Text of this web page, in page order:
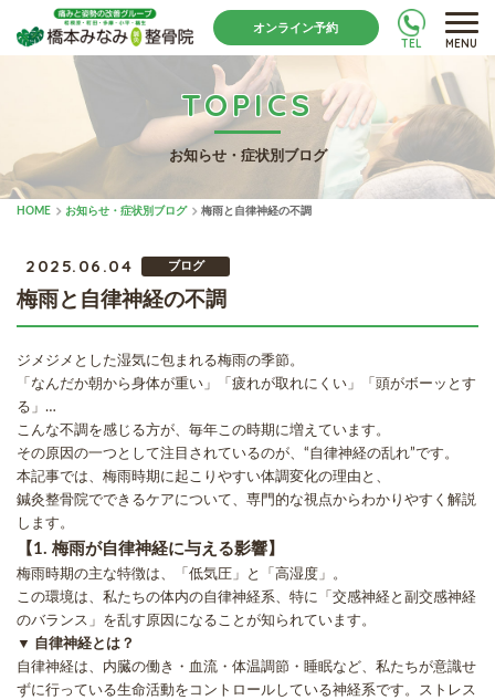
オンライン予約
TEL MENU
TOPICS
お知らせ・症状別ブログ
HOME お知らせ・症状別ブログ 梅雨と自律神経の不調
2025.06.04 ブログ
梅雨と自律神経の不調
ジメジメとした湿気に包まれる梅雨の季節。
「なんだか朝から身体が重い」「疲れが取れにくい」「頭がボーッとす
る」…
こんな不調を感じる方が、毎年この時期に増えています。
その原因の一つとして注目されているのが、“自律神経の乱れ”です。
本記事では、梅雨時期に起こりやすい体調変化の理由と、
鍼灸整骨院でできるケアについて、専門的な視点からわかりやすく解説
します。
【1. 梅雨が自律神経に与える影響】
梅雨時期の主な特徴は、「低気圧」と「高湿度」。
この環境は、私たちの体内の自律神経系、特に「交感神経と副交感神経
のバランス」を乱す原因になることが知られています。
▼ 自律神経とは？
自律神経は、内臓の働き・血流・体温調節・睡眠など、私たちが意識せ
ずに行っている生命活動をコントロールしている神経系です。ストレス